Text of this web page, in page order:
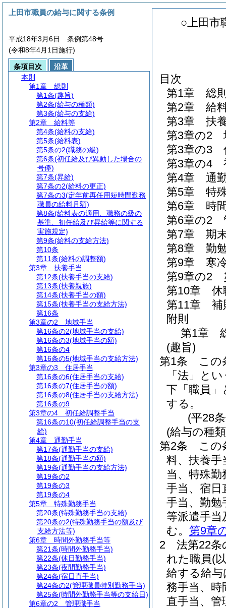
○上田市
目次
第1章
総
第2章
給
第3章
扶
第3章の2
第3章の3
第3章の4
第4章
通
第5章
特
第6章
時
第6章の2
第7章
期
第8章
勤
第9章
寒
第9章の2
第10章
休
第11章
補
附則
第1章
(趣旨)
第1条
この
「法」と
下「職員」
する。
(平28
(給与の種
第2条
この
料、扶養手
当、特殊
手当、宿日
手当、勤勉
等派遣手
む。 第9章
2
法第22条
れた職員(
給する給与
務手当、時
直手当、管
上田市職員の給与に関する条例
平成18年3月6日 条例第48号
(令和8年4月1日施行)
条項目次
沿革
本則
第1章
総則
第1条(趣旨)
第2条(給与の種類)
第3条(給与の支給)
第2章
給料等
第4条(給料の支給)
第5条(給料表)
第5条の2(職務の級)
第6条(初任給及び異動した場合の
号俸)
第7条(昇給)
第7条の2(給料の更正)
第7条の3(定年前再任用短時間勤務
職員の給料月額)
第8条(給料表の適用、職務の級の
基準、初任給及び昇給等に関する
実施規定)
第9条(給料の支給方法)
第10条
第11条(給料の調整額)
第3章
扶養手当
第12条(扶養手当の支給)
第13条(扶養親族)
第14条(扶養手当の額)
第15条(扶養手当の支給方法)
第16条
第3章の2
地域手当
第16条の2(地域手当の支給)
第16条の3(地域手当の額)
第16条の4
第16条の5(地域手当の支給方法)
第3章の3
住居手当
第16条の6(住居手当の支給)
第16条の7(住居手当の額)
第16条の8(住居手当の支給方法)
第16条の9
第3章の4
初任給調整手当
第16条の10(初任給調整手当の支
給)
第4章
通勤手当
第17条(通勤手当の支給)
第18条(通勤手当の額)
第19条(通勤手当の支給方法)
第19条の2
第19条の3
第19条の4
第5章
特殊勤務手当
第20条(特殊勤務手当の支給)
第20条の2(特殊勤務手当の額及び
支給方法等)
第6章
時間外勤務手当等
第21条(時間外勤務手当)
第22条(休日勤務手当)
第23条(夜間勤務手当)
第24条(宿日直手当)
第24条の2(管理職員特別勤務手当)
第25条(時間外勤務手当等の支給日)
第6章の2
管理職手当